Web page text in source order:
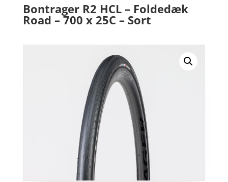
Bontrager R2 HCL – Foldedæk
Road – 700 x 25C – Sort